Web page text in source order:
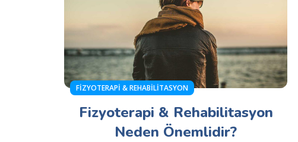
FIZYOTERAPI & REHABILITASYON
Fizyoterapi & Rehabilitasyon
Neden Önemlidir?